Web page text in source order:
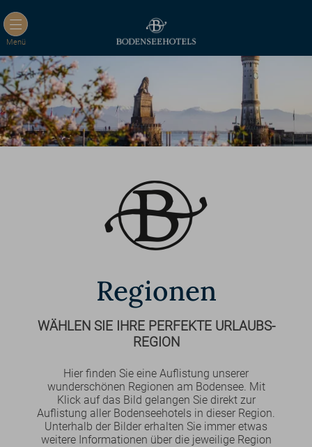
Menü
Regionen
WÄHLEN SIE IHRE PERFEKTE URLAUBS-
REGION
Hier finden Sie eine Auflistung unserer
wunderschönen Regionen am Bodensee. Mit
Klick auf das Bild gelangen Sie direkt zur
Auflistung aller Bodenseehotels in dieser Region.
Unterhalb der Bilder erhalten Sie immer etwas
weitere Informationen über die jeweilige Region